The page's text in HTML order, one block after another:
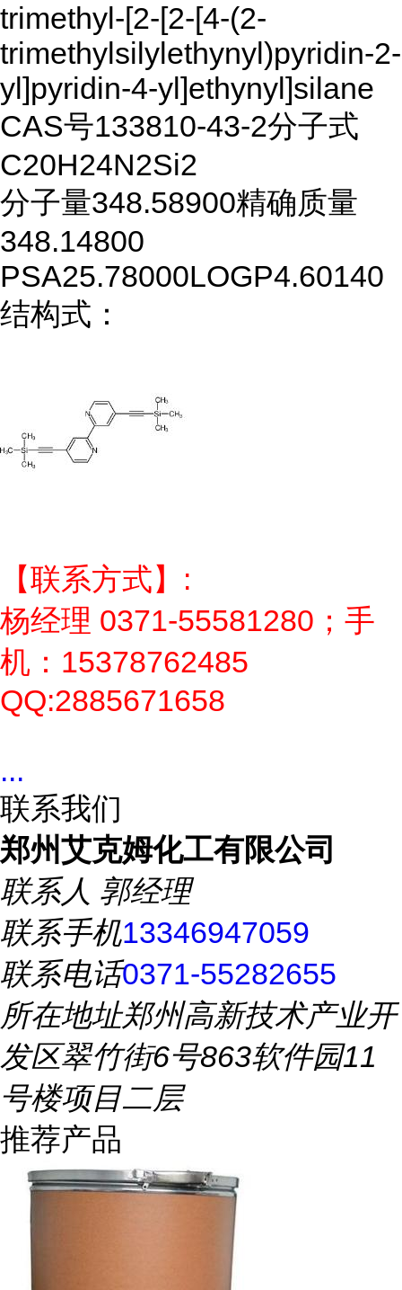
trimethyl-[2-[2-[4-(2-
trimethylsilylethynyl)pyridin-2-
yl]pyridin-4-yl]ethynyl]silane
CAS号133810-43-2分子式
C20H24N2Si2
分子量348.58900精确质量
348.14800
PSA25.78000LOGP4.60140
结构式：
【联系方式】:
杨经理 0371-55581280；手
机：15378762485
QQ:2885671658
...
联系我们
郑州艾克姆化工有限公司
联系人 郭经理
联系手机13346947059
联系电话0371-55282655
所在地址郑州高新技术产业开
发区翠竹街6号863软件园11
号楼项目二层
推荐产品